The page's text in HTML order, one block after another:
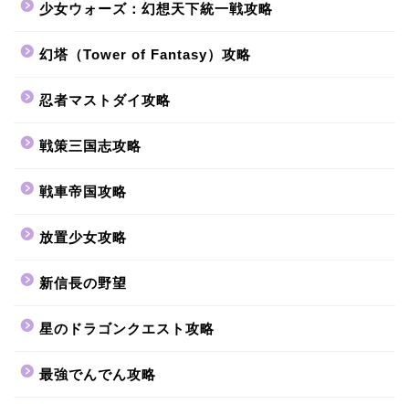
少女ウォーズ：幻想天下統一戦攻略
幻塔（Tower of Fantasy）攻略
忍者マストダイ攻略
戦策三国志攻略
戦車帝国攻略
放置少女攻略
新信長の野望
星のドラゴンクエスト攻略
最強でんでん攻略